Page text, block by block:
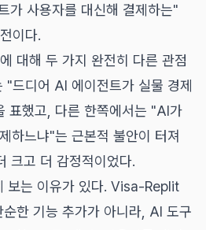
가 사용자를 대신해 결제하는"
이다.
대해 두 가지 완전히 다른 관점
"드디어 AI 에이전트가 실물 경제
표했고, 다른 한쪽에서는 "AI가
하느냐"는 근본적 불안이 터져
크고 더 감정적이었다.
보는 이유가 있다. Visa-Replit
한 기능 추가가 아니라, AI 도구